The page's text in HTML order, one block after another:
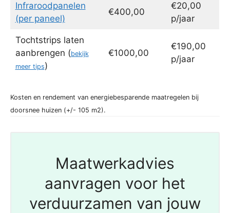
Infraroodpanelen
(per paneel)
€400,00
€20,00
p/jaar
Tochtstrips laten
aanbrengen (bekijk
meer tips)
€1000,00
€190,00
p/jaar
Kosten en rendement van energiebesparende maatregelen bij
doorsnee huizen (+/- 105 m2).
Maatwerkadvies
aanvragen voor het
verduurzamen van jouw